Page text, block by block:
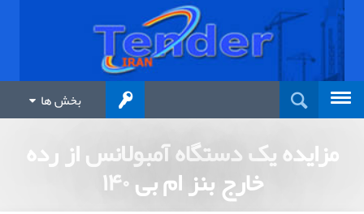
بخش ها
مزایده یک دستگاه آمبولانس از رده
خارج بنز ام بی ۱۴۰